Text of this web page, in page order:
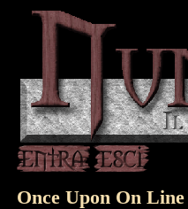
Once Upon On